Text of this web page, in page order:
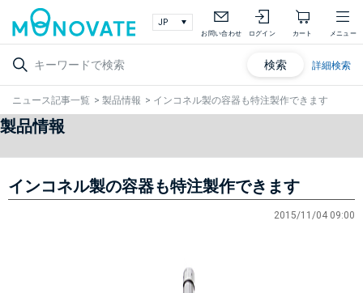
お問い合わせ ログイン カート メニュー
検索 詳細検索
ニュース記事一覧 > 製品情報 > インコネル製の容器も特注製作できます
製品情報
インコネル製の容器も特注製作できます
2015/11/04 09:00